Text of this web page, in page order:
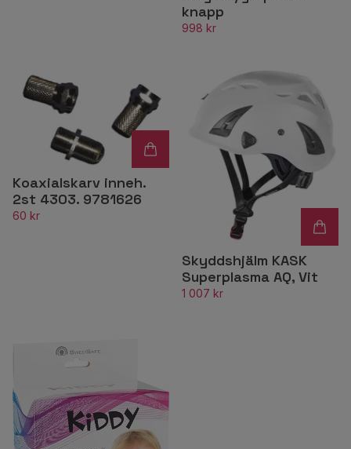
knapp
998 kr
Koaxialskarv inneh.
2st 4303. 9781626
60 kr
Skyddshjälm KASK
Superplasma AQ, Vit
1 007 kr